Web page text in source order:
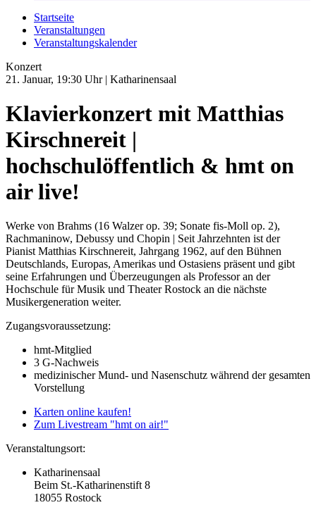
Startseite
Veranstaltungen
Veranstaltungskalender
Konzert
21. Januar, 19:30 Uhr | Katharinensaal
Klavierkonzert mit Matthias
Kirschnereit |
hochschulöffentlich & hmt on
air live!
Werke von Brahms (16 Walzer op. 39; Sonate fis-Moll op. 2),
Rachmaninow, Debussy und Chopin | Seit Jahrzehnten ist der
Pianist Matthias Kirschnereit, Jahrgang 1962, auf den Bühnen
Deutschlands, Europas, Amerikas und Ostasiens präsent und gibt
seine Erfahrungen und Überzeugungen als Professor an der
Hochschule für Musik und Theater Rostock an die nächste
Musikergeneration weiter.
Zugangsvoraussetzung:
hmt-Mitglied
3 G-Nachweis
medizinischer Mund- und Nasenschutz während der gesamten
Vorstellung
Karten online kaufen!
Zum Livestream "hmt on air!"
Veranstaltungsort:
Katharinensaal
Beim St.-Katharinenstift 8
18055 Rostock